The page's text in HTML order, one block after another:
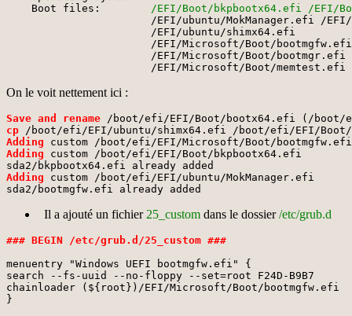
    Boot files:
  /EFI/Boot/bkpbootx64.efi
/EFI/
/EFI/ubuntu/MokManager.efi /
                       /EFI/ubuntu/shimx64.efi
/EFI/Microsoft/Boot/
                       /EFI/Microsoft/Boot/bootmgr.efi
                       /EFI/Microsoft/Boot/memtest.efi
On le voit nettement ici :
Save and rename
cp
Adding
Adding
custom /boot/efi/EFI/Boot/bkpbootx64.efi
Adding
custom /boot/efi/EFI/ubuntu/MokManager.efi
sda2/bootmgfw.efi already added
Il a ajouté un fichier25_custom dans le dossier/etc/grub.d
### BEGIN /etc/grub.d/25_custom ###
menuentry "Windows UEFI bootmgfw.efi" {
search --fs-uuid --no-floppy --set=root F24D-B9B7
chainloader (${root})/EFI/Microsoft/Boot/bootmgfw.efi
}